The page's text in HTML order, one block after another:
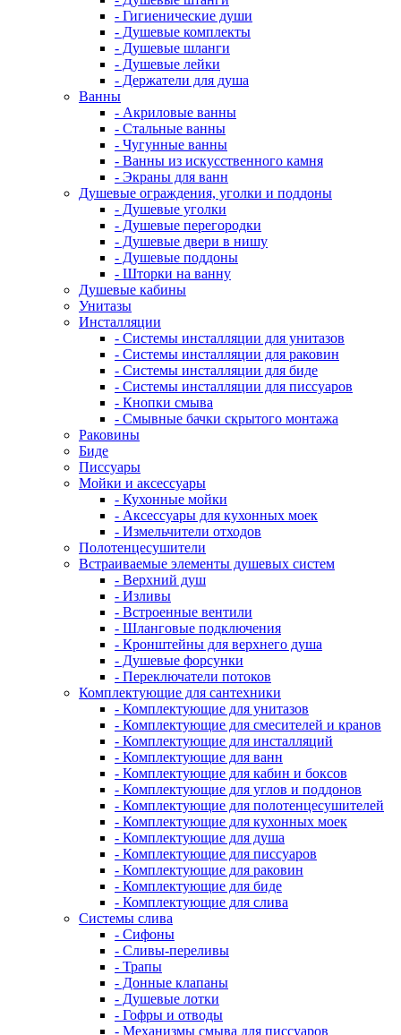
- Гигиенические души
- Душевые комплекты
- Душевые шланги
- Душевые лейки
- Держатели для душа
Ванны
- Акриловые ванны
- Стальные ванны
- Чугунные ванны
- Ванны из искусственного камня
- Экраны для ванн
Душевые ограждения, уголки и поддоны
- Душевые уголки
- Душевые перегородки
- Душевые двери в нишу
- Душевые поддоны
- Шторки на ванну
Душевые кабины
Унитазы
Инсталляции
- Системы инсталляции для унитазов
- Системы инсталляции для раковин
- Системы инсталляции для биде
- Системы инсталляции для писсуаров
- Кнопки смыва
- Смывные бачки скрытого монтажа
Раковины
Биде
Писсуары
Мойки и аксессуары
- Кухонные мойки
- Аксессуары для кухонных моек
- Измельчители отходов
Полотенцесушители
Встраиваемые элементы душевых систем
- Верхний душ
- Изливы
- Встроенные вентили
- Шланговые подключения
- Кронштейны для верхнего душа
- Душевые форсунки
- Переключатели потоков
Комплектующие для сантехники
- Комплектующие для унитазов
- Комплектующие для смесителей и кранов
- Комплектующие для инсталляций
- Комплектующие для ванн
- Комплектующие для кабин и боксов
- Комплектующие для углов и поддонов
- Комплектующие для полотенцесушителей
- Комплектующие для кухонных моек
- Комплектующие для душа
- Комплектующие для писсуаров
- Комплектующие для раковин
- Комплектующие для биде
- Комплектующие для слива
Системы слива
- Сифоны
- Сливы-переливы
- Трапы
- Донные клапаны
- Душевые лотки
- Гофры и отводы
- Механизмы смыва для писсуаров